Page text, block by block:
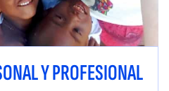
Y PROFESIONAL